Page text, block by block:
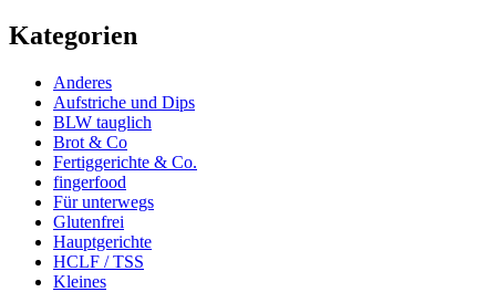
Kategorien
Anderes
Aufstriche und Dips
BLW tauglich
Brot & Co
Fertiggerichte & Co.
fingerfood
Für unterwegs
Glutenfrei
Hauptgerichte
HCLF / TSS
Kleines